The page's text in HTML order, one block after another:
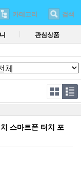
카테고리 검색
관심상품
스마트폰 터치 포